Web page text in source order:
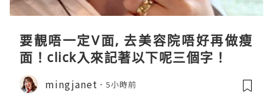
要靚唔一定V面, 去美容院唔好再做瘦
面！click入來記著以下呢三個字！
mingjanet 5小時前